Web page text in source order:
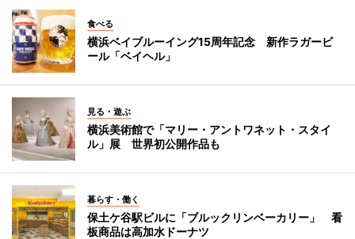
食べる
横浜ベイブルーイング15周年記念 新作ラガービ
ール「ベイヘル」
見る・遊ぶ
横浜美術館で「マリー・アントワネット・スタイ
ル」展 世界初公開作品も
暮らす・働く
保土ケ谷駅ビルに「ブルックリンベーカリー」 看
板商品は高加水ドーナツ